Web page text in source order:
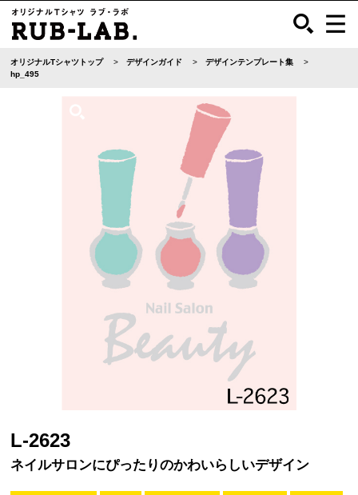
オリジナルTシャツトップ デザインガイド
デザインテンプレート集
hp_495
L-2623
ネイルサロンにぴったりのかわいらしいデザイン